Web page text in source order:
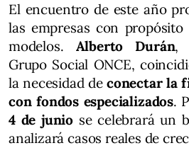
El encuentro de este año
las empresas con propósito
modelos. Alberto Durán,
Grupo Social ONCE,
la necesidad deconectar la
con fondos especializados.
4 de junio se celebrará un
analizará casos reales de